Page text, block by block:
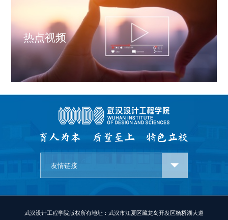
热点视频
友情链接
武汉设计工程学院版权所有地址：武汉市江夏区藏龙岛开发区杨桥湖大道